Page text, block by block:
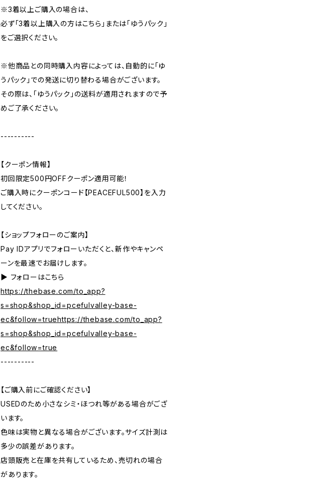
※3着以上ご購入の場合は、
必ず「3着以上購入の方はこちら」または「ゆうパック」
をご選択ください。
※他商品との同時購入内容によっては、自動的に「ゆ
うパック」での発送に切り替わる場合がございます。
その際は、「ゆうパック」の送料が適用されますので予
めご了承ください。
----------
【クーポン情報】
初回限定500円OFFクーポン適用可能！
ご購入時にクーポンコード【PEACEFUL500】を入力
してください。
【ショップフォローのご案内】
Pay IDアプリでフォローいただくと、新作やキャンペ
ーンを最速でお届けします。
▶︎ フォローはこちら
https://thebase.com/to_app?
s=shop&shop_id=pcefulvalley-base-
ec&follow=truehttps://thebase.com/to_app?
s=shop&shop_id=pcefulvalley-base-
ec&follow=true
----------
【ご購入前にご確認ください】
USEDのため小さなシミ・ほつれ等がある場合がござ
います。
色味は実物と異なる場合がございます。サイズ計測は
多少の誤差があります。
店頭販売と在庫を共有しているため、売切れの場合
があります。